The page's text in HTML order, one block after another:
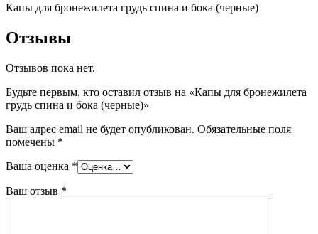
Капы для бронежилета грудь спина и бока (черные)
Отзывы
Отзывов пока нет.
Будьте первым, кто оставил отзыв на «Капы для бронежилета
грудь спина и бока (черные)»
Ваш адрес email не будет опубликован. Обязательные поля
помечены *
Ваша оценка *
Ваш отзыв *